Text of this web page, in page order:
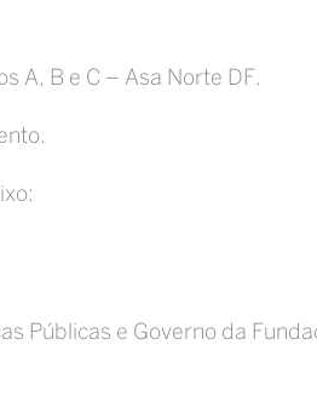
A, B e C – Asa Norte DF.
Públicas e Governo da